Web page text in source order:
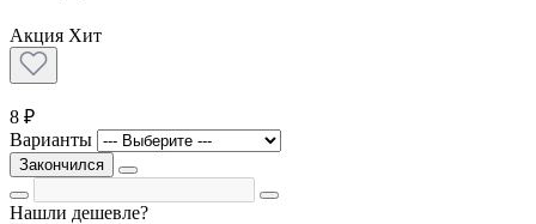
Акция Хит
8 ₽
Варианты
Закончился
Нашли дешевле?